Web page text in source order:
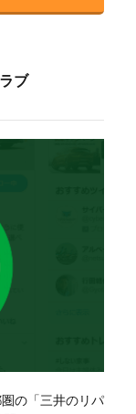
ブ
の「三井のリパ